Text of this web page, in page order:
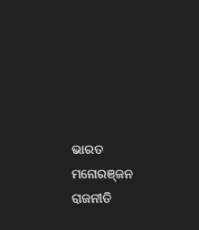
ଭାରତ
ମନୋରଞ୍ଜନ
ରାଜନୀତି